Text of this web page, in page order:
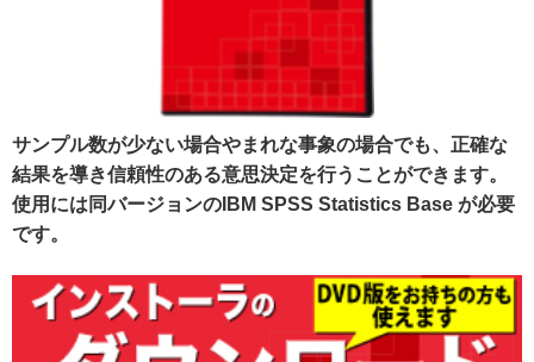
サンプル数が少ない場合やまれな事象の場合でも、正確な
結果を導き信頼性のある意思決定を行うことができます。
使用には同バージョンのIBM SPSS Statistics Base が必要
です。